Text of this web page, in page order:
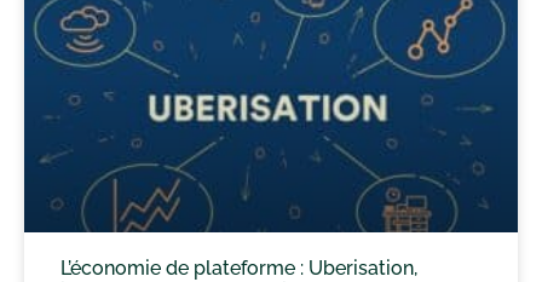
L’économie de plateforme : Uberisation,